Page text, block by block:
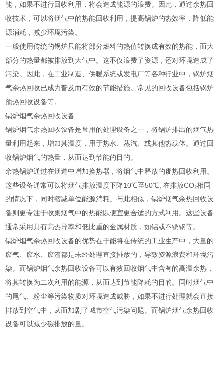
能，如果不进行回收利用，将会造成能源的浪费。因此，通过余热回
收技术，可以将烟气中的热能回收利用，提高锅炉的热效率，降低能
源消耗，减少环境污染。
一般使用传统的锅炉只能将部分燃料的热值转换成有效的热能，而大
部分的热量都被排放到大气中。这不仅浪费了资源，还对环境造成了
污染。因此，在工业制造、供暖系统或发电厂等各种行业中，锅炉烟
气余热回收已成为普及而有效的节能措施。常见的回收设备包括锅炉
预热回收设备等。
锅炉烟气余热回收设备
锅炉烟气余热回收设备是常用的处理设备之一，将锅炉排出的烟气热
量利用起来，增加其温度，用于热水、蒸汽、或其他热载体。通过回
收锅炉烟气的热量，从而达到节能的目的。
余热锅炉通过在烟道中增加换热器，将烟气中释放的废热回收利用。
这些设备通常可以将烟气排放温度下降10℃至50℃, 在排放CO₂相同
的情况下，同时缩减单位能源消耗。与此相似，锅炉烟气余热回收设
备则更专注于收集烟气中的热能以便宜更合适的方式利用。这些设备
通常采用具有高热导率和低比重的金属材质，如铝或不锈钢等。
锅炉烟气余热回收设备的优势在于能将在传统的工业生产中，大量的
废气、废水、废渣都是未经处理直接排放的，导致资源浪费和环境污
染。而锅炉烟气余热回收设备可以有效回收烟气中含有的高温余热，
将其转换为二次利用的能源，从而达到节能降耗的目的。同时烟气中
的尾气、粉尘等污染物质对环境造成威胁，如果不进行处理就会直接
排放到空气中，从而加剧了城市空气污染问题。而锅炉烟气余热回收
设备可以减少碳排放的量。